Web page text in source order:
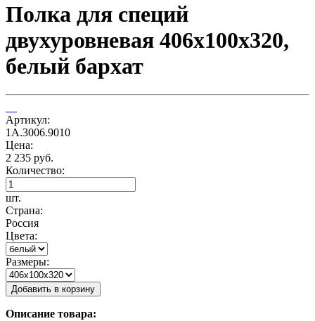
Полка для специй
двухуровневая 406х100х320,
белый бархат
Артикул:
1А.3006.9010
Цена:
2 235 руб.
Количество:
шт.
Страна:
Россия
Цвета:
Размеры:
Добавить в корзину
Описание товара: